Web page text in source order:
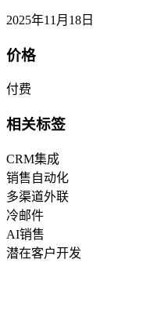
2025年11月18日
价格
付费
相关标签
CRM集成
销售自动化
多渠道外联
冷邮件
AI销售
潜在客户开发